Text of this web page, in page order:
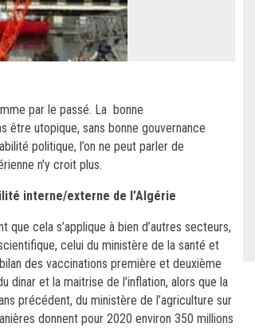
par le passé. La bonne
être utopique, sans bonne gouvernance
politique, l’on ne peut parler de
n'y croit plus.
interne/externe de l’Algérie
cela s’applique à bien d’autres secteurs,
celui du ministère de la santé et
des vaccinations première et deuxième
et la maitrise de l’inflation, alors que la
précédent, du ministère de l’agriculture sur
donnent pour 2020 environ 350 millions